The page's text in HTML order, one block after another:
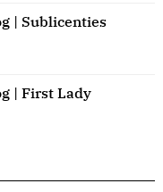
| Sublicenties
| First Lady